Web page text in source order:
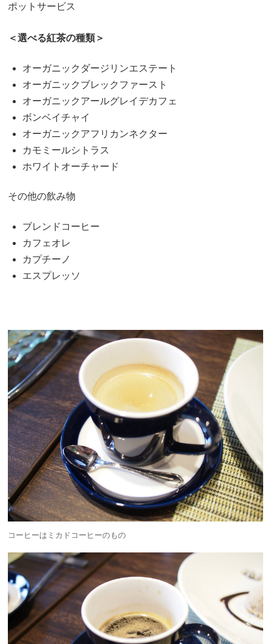
ポットサービス
＜選べる紅茶の種類＞
オーガニックダージリンエステート
オーガニックブレックファースト
オーガニックアールグレイデカフェ
ボンベイチャイ
オーガニックアフリカンネクター
カモミールシトラス
ホワイトオーチャード
その他の飲み物
ブレンドコーヒー
カフェオレ
カプチーノ
エスプレッソ
コーヒーはミカドコーヒーのもの